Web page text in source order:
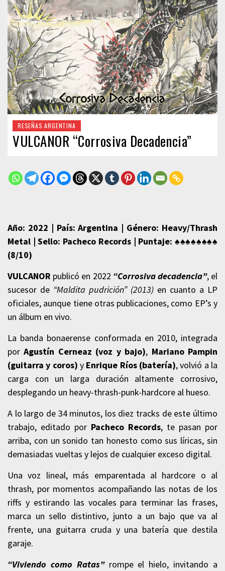
RESEÑAS ARGENTINA
VULCANOR “Corrosiva Decadencia”
Año: 2022 | País: Argentina | Género: Heavy/Thrash
Metal | Sello: Pacheco Records | Puntaje: ♠♠♠♠♠♠♠♠
(8/10)
VULCANOR publicó en 2022 “Corrosiva decadencia”, el
sucesor de “Maldita pudrición” (2013) en cuanto a LP
oficiales, aunque tiene otras publicaciones, como EP’s y
un álbum en vivo.
La banda bonaerense conformada en 2010, integrada
porAgustín Cerneaz (voz y bajo), Mariano Pampin
(guitarra y coros) y Enrique Ríos (batería), volvió a la
carga con un larga duración altamente corrosivo,
desplegando un heavy-thrash-punk-hardcore al hueso.
A lo largo de 34 minutos, los diez tracks de este último
trabajo, editado por Pacheco Records, te pasan por
arriba, con un sonido tan honesto como sus líricas, sin
demasiadas vueltas y lejos de cualquier exceso digital.
Una voz lineal, más emparentada al hardcore o al
thrash, por momentos acompañando las notas de los
riffs y estirando las vocales para terminar las frases,
marca un sello distintivo, junto a un bajo que va al
frente, una guitarra cruda y una batería que destila
garaje.
“Viviendo como Ratas”rompe el hielo, invitando a